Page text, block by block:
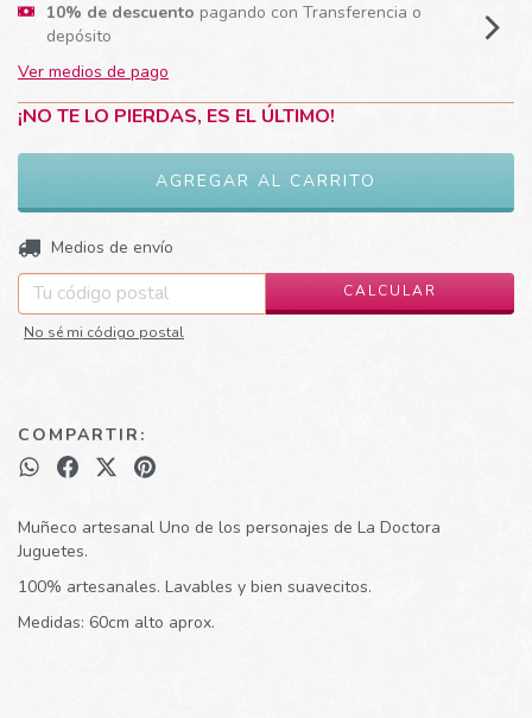
10% de descuento pagando con Transferencia o
depósito
Ver medios de pago
¡NO TE LO PIERDAS, ES EL ÚLTIMO!
Entregas para el CP:
Medios de envío
CALCULAR
No sé mi código postal
COMPARTIR:
Muñeco artesanal Uno de los personajes de La Doctora
Juguetes.
100% artesanales. Lavables y bien suavecitos.
Medidas: 60cm alto aprox.